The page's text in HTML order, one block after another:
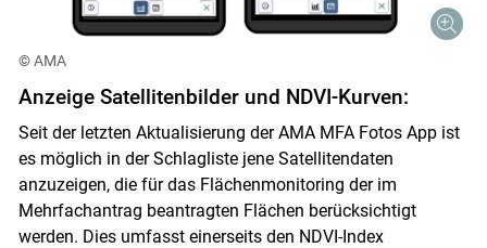
© AMA
Anzeige Satellitenbilder und NDVI-Kurven:
Seit der letzten Aktualisierung der AMA MFA Fotos App ist
es möglich in der Schlagliste jene Satellitendaten
anzuzeigen, die für das Flächenmonitoring der im
Mehrfachantrag beantragten Flächen berücksichtigt
werden. Dies umfasst einerseits den NDVI-Index